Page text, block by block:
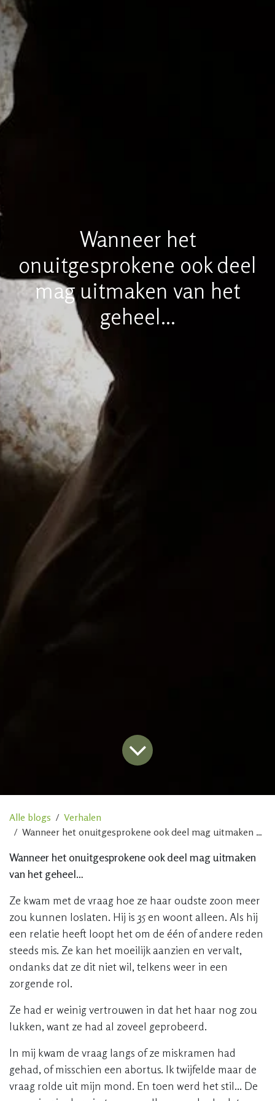
Wanneer het
onuitgesprokene ook deel
mag uitmaken van het
geheel...
Alle blogs
Verhalen
Wanneer het onuitgesprokene ook deel mag uitmaken van het geheel...
Wanneer het onuitgesprokene ook deel mag uitmaken
van het geheel…
Ze kwam met de vraag hoe ze haar oudste zoon meer
zou kunnen loslaten. Hij is 35 en woont alleen. Als hij
een relatie heeft loopt het om de één of andere reden
steeds mis. Ze kan het moeilijk aanzien en vervalt,
ondanks dat ze dit niet wil, telkens weer in een
zorgende rol.
Ze had er weinig vertrouwen in dat het haar nog zou
lukken, want ze had al zoveel geprobeerd.
In mij kwam de vraag langs of ze miskramen had
gehad, of misschien een abortus. Ik twijfelde maar de
vraag rolde uit mijn mond. En toen werd het stil... De